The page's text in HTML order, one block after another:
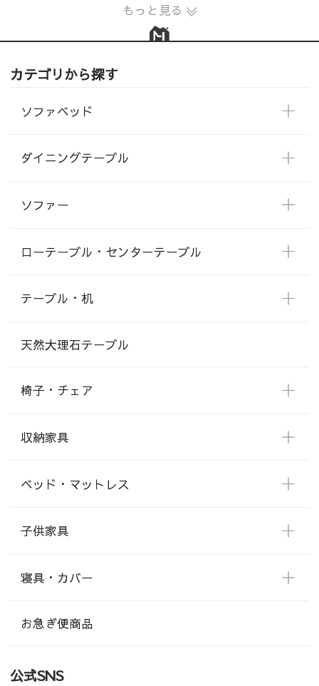
もっと見る
カテゴリから探す
ソファベッド
ダイニングテーブル
ソファー
ローテーブル・センターテーブル
テーブル・机
天然大理石テーブル
椅子・チェア
収納家具
ベッド・マットレス
子供家具
寝具・カバー
お急ぎ便商品
公式SNS